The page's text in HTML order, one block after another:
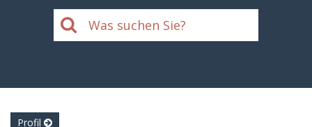
Profil